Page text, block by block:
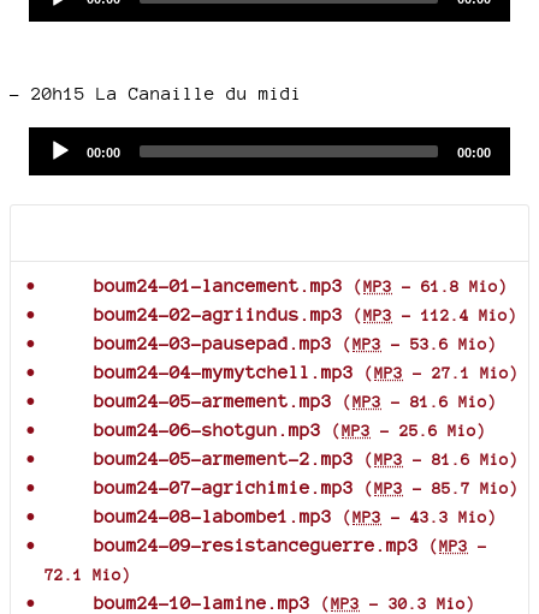
– 20h15 La Canaille du midi
Current
00:00
Total
00:00
boum24-01-lancement.mp3 (MP3 - 61.8 Mio)
boum24-02-agriindus.mp3 (MP3 - 112.4 Mio)
boum24-03-pausepad.mp3 (MP3 - 53.6 Mio)
boum24-04-mymytchell.mp3 (MP3 - 27.1 Mio)
boum24-05-armement.mp3 (MP3 - 81.6 Mio)
boum24-06-shotgun.mp3 (MP3 - 25.6 Mio)
boum24-05-armement-2.mp3 (MP3 - 81.6 Mio)
boum24-07-agrichimie.mp3 (MP3 - 85.7 Mio)
boum24-08-labombe1.mp3 (MP3 - 43.3 Mio)
boum24-09-resistanceguerre.mp3 (MP3 -
72.1 Mio)
boum24-10-lamine.mp3 (MP3 - 30.3 Mio)